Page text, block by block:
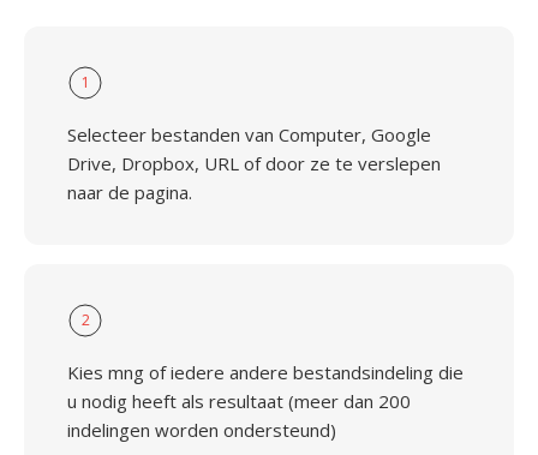
1
Selecteer bestanden van Computer, Google
Drive, Dropbox, URL of door ze te verslepen
naar de pagina.
2
Kies mng of iedere andere bestandsindeling die
u nodig heeft als resultaat (meer dan 200
indelingen worden ondersteund)